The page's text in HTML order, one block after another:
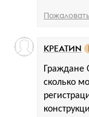
Граждане
сколько
КРЕАТИN